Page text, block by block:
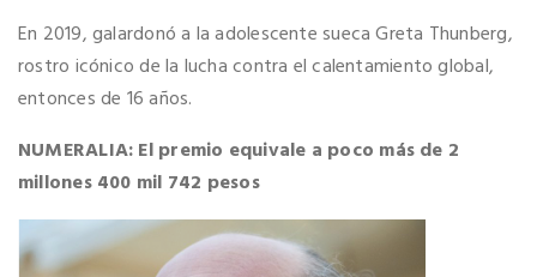
En 2019, galardonó a la adolescente sueca Greta Thunberg,
rostro icónico de la lucha contra el calentamiento global,
entonces de 16 años.
NUMERALIA: El premio equivale a poco más de 2
millones 400 mil 742 pesos